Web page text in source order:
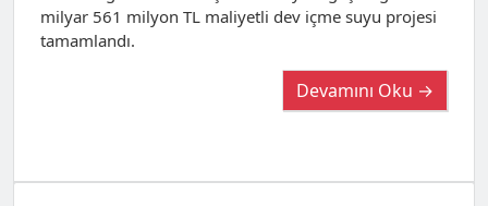
milyar 561 milyon TL maliyetli dev içme suyu projesi
tamamlandı.
Devamını Oku →